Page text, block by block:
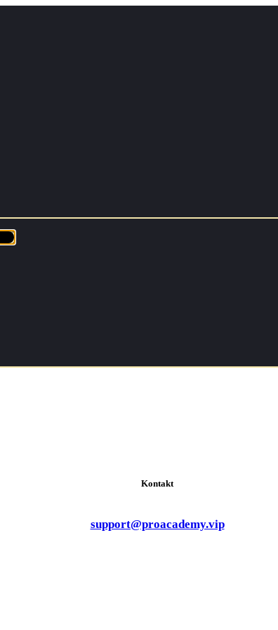
Kontakt
support@proacademy.vip